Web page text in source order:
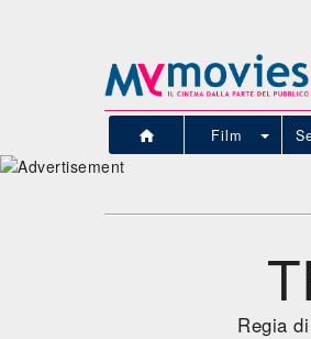
Film
Regia